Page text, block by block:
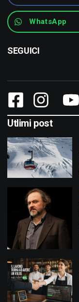
WhatsApp
SEGUICI
Utlimi post